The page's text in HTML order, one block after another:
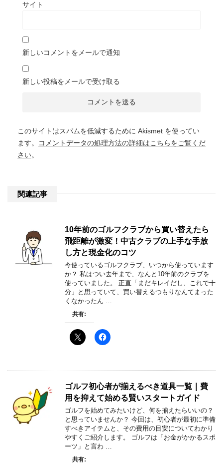
サイト
新しいコメントをメールで通知
新しい投稿をメールで受け取る
このサイトはスパムを低減するために Akismet を使ってい
ます。
コメントデータの処理方法の詳細はこちらをご覧くだ
さい。
関連記事
10年前のゴルフクラブから買い替えたら
飛距離が激変！中古クラブの上手な手放
し方と現金化のコツ
今使っているゴルフクラブ、いつから使っています
か？ 私はつい去年まで、なんと10年前のクラブを
使っていました。 正直「まだキレイだし、これで十
分」と思っていて、買い替えるつもりなんてまった
くなかったん …
共有:
ゴルフ初心者が揃えるべき道具一覧｜費
用を抑えて始める賢いスタートガイド
ゴルフを始めてみたいけど、何を揃えたらいいの？
と思っていませんか？ 今回は、初心者が最初に準備
すべきアイテムと、その費用の目安についてわかり
やすくご紹介します。 ゴルフは「お金がかかるスポ
ーツ」と言わ …
共有: